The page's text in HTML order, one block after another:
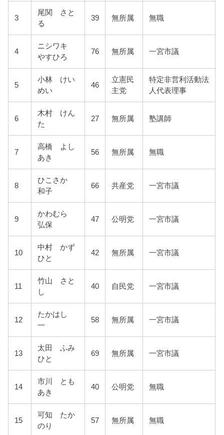
3
尾関 さと
る
39 無所属 無職
4
ニシワキ
やすひろ
76 無所属 一宮市議
5
小林 けい
めい
46
立憲民
主党
特定非営利活動法
人代表理事
6
木村 けん
た
27 無所属 塾講師
7
高橋 よし
あき
56 無所属 無職
8
ひこさか
和子
66 共産党 一宮市議
9
かわむら
弘保
47 公明党 一宮市議
10
中村 かず
ひと
42 無所属 一宮市議
11
竹山 さと
し
40 自民党 一宮市議
12
たかはし
一
58 無所属 一宮市議
13
太田 ふみ
ひと
69 無所属 一宮市議
14
市川 とも
あき
40 公明党 無職
15
可知 たか
のり
57 無所属 無職